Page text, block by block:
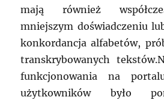
mają również
mniejszym doświadczeniu
konkordancja alfabetów,
transkrybowanych
funkcjonowania na
użytkowników było